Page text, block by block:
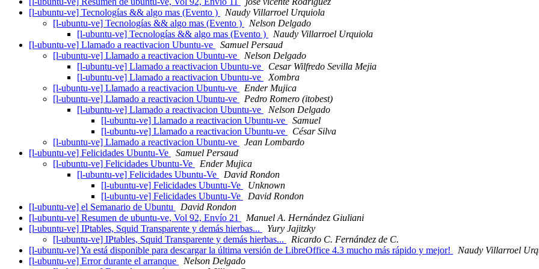
[l-ubuntu-ve] Tecnologías && algo mas (Evento )
Naudy Villarroel Urquiola
[l-ubuntu-ve] Tecnologías && algo mas (Evento )
Nelson Delgado
[l-ubuntu-ve] Tecnologías && algo mas (Evento )
Naudy Villarroel Urquiola
[l-ubuntu-ve] Llamado a reactivacion Ubuntu-ve
Samuel Persaud
[l-ubuntu-ve] Llamado a reactivacion Ubuntu-ve
Nelson Delgado
[l-ubuntu-ve] Llamado a reactivacion Ubuntu-ve
Cesar Wilfredo Sevilla Mejia
[l-ubuntu-ve] Llamado a reactivacion Ubuntu-ve
Xombra
[l-ubuntu-ve] Llamado a reactivacion Ubuntu-ve
Ender Mujica
[l-ubuntu-ve] Llamado a reactivacion Ubuntu-ve
Pedro Romero (itobest)
[l-ubuntu-ve] Llamado a reactivacion Ubuntu-ve
Nelson Delgado
[l-ubuntu-ve] Llamado a reactivacion Ubuntu-ve
Samuel
[l-ubuntu-ve] Llamado a reactivacion Ubuntu-ve
César Silva
[l-ubuntu-ve] Llamado a reactivacion Ubuntu-ve
Jean Lombardo
[l-ubuntu-ve] Felicidades Ubuntu-Ve
Samuel Persaud
[l-ubuntu-ve] Felicidades Ubuntu-Ve
Ender Mujica
[l-ubuntu-ve] Felicidades Ubuntu-Ve
David Rondon
[l-ubuntu-ve] Felicidades Ubuntu-Ve
Unknown
[l-ubuntu-ve] Felicidades Ubuntu-Ve
David Rondon
[l-ubuntu-ve] el Semanario de Ubuntu
David Rondon
[l-ubuntu-ve] Resumen de ubuntu-ve, Vol 92, Envío 21
Manuel A. Hernández Giuliani
[l-ubuntu-ve] IPtables, Squid Transparente y demás hierbas...
Yury Jajitzky
[l-ubuntu-ve] IPtables, Squid Transparente y demás hierbas...
Ricardo C. Fernández de C.
[l-ubuntu-ve] Ya está disponible para descargar la última versión de LibreOffice 4.3 mucho más rápido y mejor!
Naudy Villarroel
[l-ubuntu-ve] Error durante el arranque
Nelson Delgado